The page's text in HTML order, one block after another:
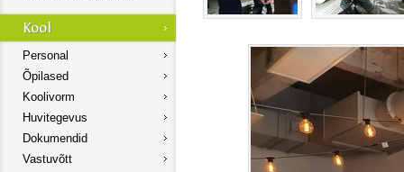
Personal
Õpilased
Koolivorm
Huvitegevus
Dokumendid
Vastuvõtt